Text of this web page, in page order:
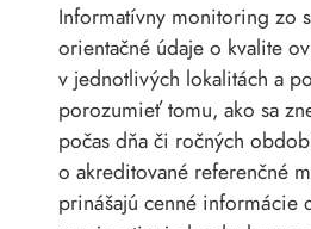
Informatívny monitoring zo
orientačné údaje o kvalite
v jednotlivých lokalitách a
porozumieť tomu, ako sa
počas dňa či ročných
o akreditované referenčné
prinášajú cenné informácie